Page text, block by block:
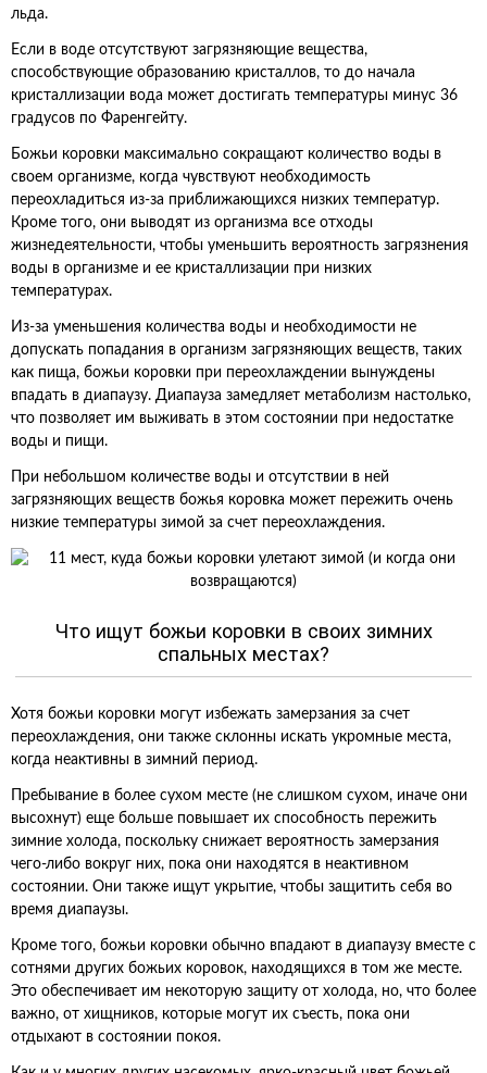
льда.
Если в воде отсутствуют загрязняющие вещества,
способствующие образованию кристаллов, то до начала
кристаллизации вода может достигать температуры минус 36
градусов по Фаренгейту.
Божьи коровки максимально сокращают количество воды в
своем организме, когда чувствуют необходимость
переохладиться из-за приближающихся низких температур.
Кроме того, они выводят из организма все отходы
жизнедеятельности, чтобы уменьшить вероятность загрязнения
воды в организме и ее кристаллизации при низких
температурах.
Из-за уменьшения количества воды и необходимости не
допускать попадания в организм загрязняющих веществ, таких
как пища, божьи коровки при переохлаждении вынуждены
впадать в диапаузу. Диапауза замедляет метаболизм настолько,
что позволяет им выживать в этом состоянии при недостатке
воды и пищи.
При небольшом количестве воды и отсутствии в ней
загрязняющих веществ божья коровка может пережить очень
низкие температуры зимой за счет переохлаждения.
Что ищут божьи коровки в своих зимних
спальных местах?
Хотя божьи коровки могут избежать замерзания за счет
переохлаждения, они также склонны искать укромные места,
когда неактивны в зимний период.
Пребывание в более сухом месте (не слишком сухом, иначе они
высохнут) еще больше повышает их способность пережить
зимние холода, поскольку снижает вероятность замерзания
чего-либо вокруг них, пока они находятся в неактивном
состоянии. Они также ищут укрытие, чтобы защитить себя во
время диапаузы.
Кроме того, божьи коровки обычно впадают в диапаузу вместе с
сотнями других божьих коровок, находящихся в том же месте.
Это обеспечивает им некоторую защиту от холода, но, что более
важно, от хищников, которые могут их съесть, пока они
отдыхают в состоянии покоя.